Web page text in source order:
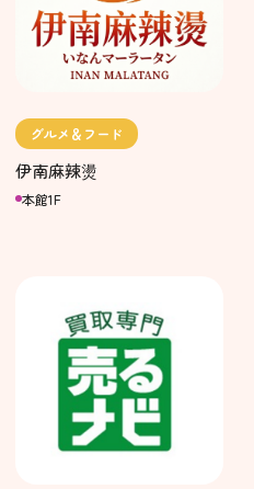
グルメ＆フード
伊南麻辣燙
本館1F